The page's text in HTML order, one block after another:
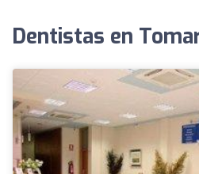
Dentistas en